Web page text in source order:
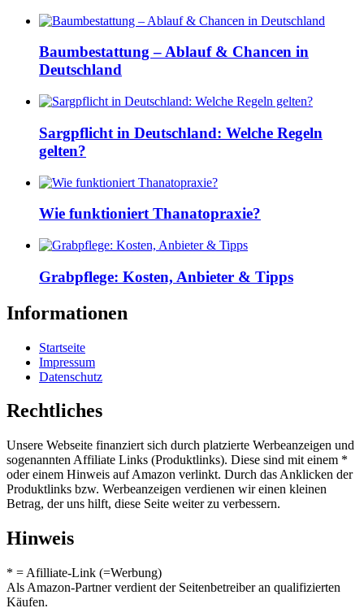
Baumbestattung – Ablauf & Chancen in
Deutschland
Sargpflicht in Deutschland: Welche Regeln
gelten?
Wie funktioniert Thanatopraxie?
Grabpflege: Kosten, Anbieter & Tipps
Informationen
Startseite
Impressum
Datenschutz
Rechtliches
Unsere Webseite finanziert sich durch platzierte Werbeanzeigen und
sogenannten Affiliate Links (Produktlinks). Diese sind mit einem *
oder einem Hinweis auf Amazon verlinkt. Durch das Anklicken der
Produktlinks bzw. Werbeanzeigen verdienen wir einen kleinen
Betrag, der uns hilft, diese Seite weiter zu verbessern.
Hinweis
* = Afilliate-Link (=Werbung)
Als Amazon-Partner verdient der Seitenbetreiber an qualifizierten
Käufen.